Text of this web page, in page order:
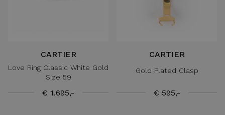
CARTIER
Love Ring Classic White Gold
Size 59
€ 1.695,-
CARTIER
Gold Plated Clasp
€ 595,-